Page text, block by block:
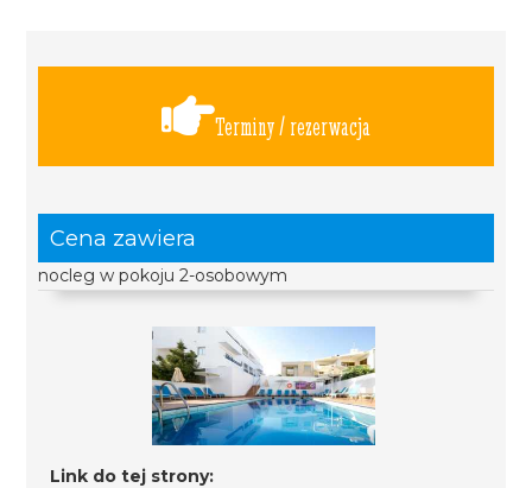
Terminy / rezerwacja
Cena zawiera
nocleg w pokoju 2-osobowym
Link do tej strony: